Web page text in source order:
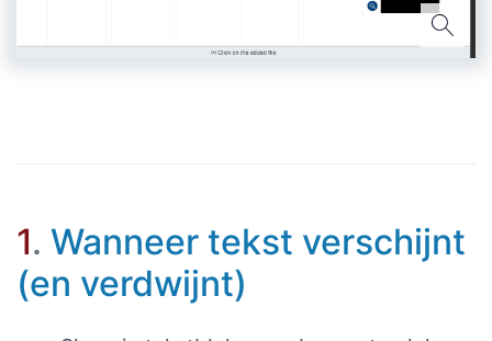
1. Wanneer tekst verschijnt
(en verdwijnt)